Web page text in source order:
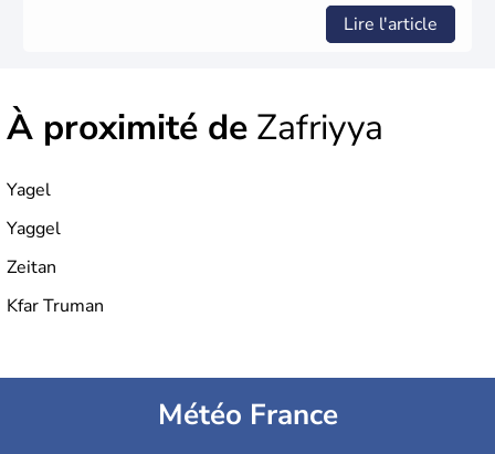
Lire l'article
À proximité de Zafriyya
Yagel
Yaggel
Zeitan
Kfar Truman
Météo France